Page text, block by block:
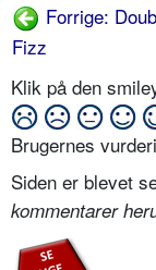
Forrige:
Fizz
Klik på den
Brugernes
Siden er blevet
kommentarer